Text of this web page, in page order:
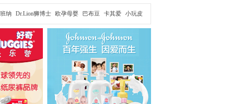
纳 Dr.Lion狮博士 欧孕母婴 巴布豆 卡其爱 小玩皮